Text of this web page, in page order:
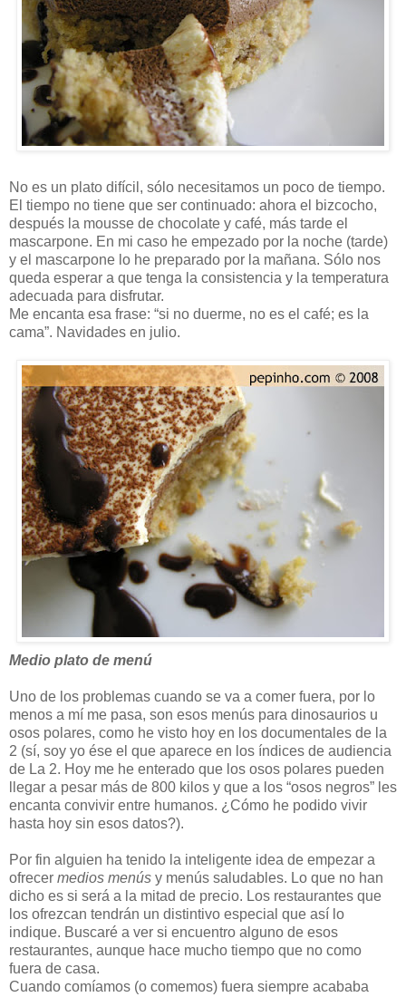
No es un plato difícil, sólo necesitamos un poco de tiempo.
El tiempo no tiene que ser continuado: ahora el bizcocho,
después la mousse de chocolate y café, más tarde el
mascarpone. En mi caso he empezado por la noche (tarde)
y el mascarpone lo he preparado por la mañana. Sólo nos
queda esperar a que tenga la consistencia y la temperatura
adecuada para disfrutar.
Me encanta esa frase: “si no duerme, no es el café; es la
cama”. Navidades en julio.
Medio plato de menú
Uno de los problemas cuando se va a comer fuera, por lo
menos a mí me pasa, son esos menús para dinosaurios u
osos polares, como he visto hoy en los documentales de la
2 (sí, soy yo ése el que aparece en los índices de audiencia
de La 2. Hoy me he enterado que los osos polares pueden
llegar a pesar más de 800 kilos y que a los “osos negros” les
encanta convivir entre humanos. ¿Cómo he podido vivir
hasta hoy sin esos datos?).
Por fin alguien ha tenido la inteligente idea de empezar a
ofrecer medios menús y menús saludables. Lo que no han
dicho es si será a la mitad de precio. Los restaurantes que
los ofrezcan tendrán un distintivo especial que así lo
indique. Buscaré a ver si encuentro alguno de esos
restaurantes, aunque hace mucho tiempo que no como
fuera de casa.
Cuando comíamos (o comemos) fuera siempre acababa